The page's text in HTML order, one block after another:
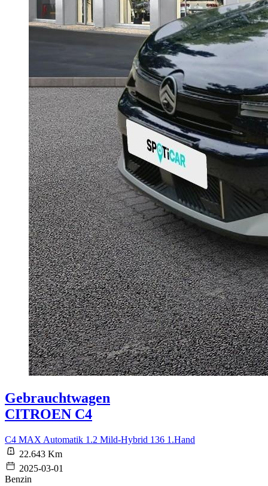
Gebrauchtwagen
CITROEN C4
C4 MAX Automatik 1.2 Mild-Hybrid 136 1.Hand
22.643 Km
2025-03-01
Benzin